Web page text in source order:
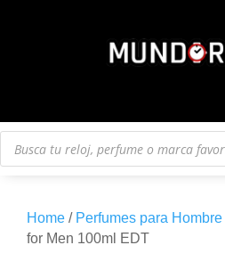
Búsqueda
Home / Perfumes para Hombre
for Men 100ml EDT